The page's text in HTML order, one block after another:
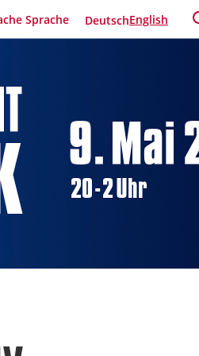
DeutschEnglish
Sprache